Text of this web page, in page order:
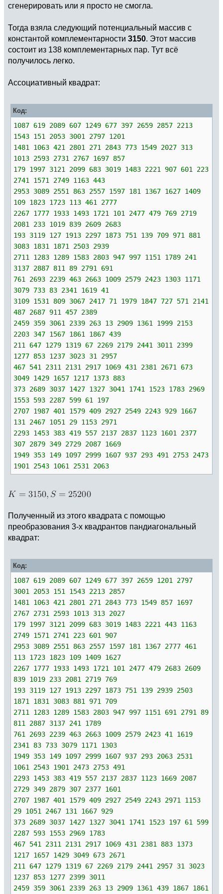
сгенерировать или я просто не смогла.
Тогда взяла следующий потенциальный массив с
константой комплементарности 3150. Этот массив
состоит из 138 комплементарных пар. Тут всё
получилось легко.
Ассоциативный квадрат:
Код:
1087 619 2089 607 1249 677 397 2659 2857 2213
1543 151 2053 3001 2797 1201
1481 1063 421 2801 271 2843 773 1549 2027 313
1013 2593 2731 2767 1697 857
179 1997 3121 2099 683 3019 1483 2221 907 601 223
2741 1571 2749 1163 443
2953 3089 2551 863 2557 1597 181 1367 1627 1409
109 1823 1723 113 461 2777
2267 1777 1933 1493 1721 101 2477 479 769 2719
2081 233 1019 839 2609 2683
193 3119 127 1913 2297 1873 751 139 709 971 881
3083 1831 1871 2503 2939
2711 1283 1289 1583 2803 947 997 1151 1789 241
3137 2887 811 89 2791 691
761 2693 2239 463 2663 1009 2579 2423 1303 1171
3079 733 83 2341 1619 41
3109 1531 809 3067 2417 71 1979 1847 727 571 2141
487 2687 911 457 2389
2459 359 3061 2339 263 13 2909 1361 1999 2153
2203 347 1567 1861 1867 439
211 647 1279 1319 67 2269 2179 2441 3011 2399
1277 853 1237 3023 31 2957
467 541 2311 2131 2917 1069 431 2381 2671 673
3049 1429 1657 1217 1373 883
373 2689 3037 1427 1327 3041 1741 1523 1783 2969
1553 593 2287 599 61 197
2707 1987 401 1579 409 2927 2549 2243 929 1667
131 2467 1051 29 1153 2971
2293 1453 383 419 557 2137 2837 1123 1601 2377
307 2879 349 2729 2087 1669
1949 353 149 1097 2999 1607 937 293 491 2753 2473
1901 2543 1061 2531 2063
Полученный из этого квадрата с помощью
преобразования 3-х квадрантов пандиагональный
квадрат:
Код:
1087 619 2089 607 1249 677 397 2659 1201 2797
3001 2053 151 1543 2213 2857
1481 1063 421 2801 271 2843 773 1549 857 1697
2767 2731 2593 1013 313 2027
179 1997 3121 2099 683 3019 1483 2221 443 1163
2749 1571 2741 223 601 907
2953 3089 2551 863 2557 1597 181 1367 2777 461
113 1723 1823 109 1409 1627
2267 1777 1933 1493 1721 101 2477 479 2683 2609
839 1019 233 2081 2719 769
193 3119 127 1913 2297 1873 751 139 2939 2503
1871 1831 3083 881 971 709
2711 1283 1289 1583 2803 947 997 1151 691 2791 89
811 2887 3137 241 1789
761 2693 2239 463 2663 1009 2579 2423 41 1619
2341 83 733 3079 1171 1303
1949 353 149 1097 2999 1607 937 293 2063 2531
1061 2543 1901 2473 2753 491
2293 1453 383 419 557 2137 2837 1123 1669 2087
2729 349 2879 307 2377 1601
2707 1987 401 1579 409 2927 2549 2243 2971 1153
29 1051 2467 131 1667 929
373 2689 3037 1427 1327 3041 1741 1523 197 61 599
2287 593 1553 2969 1783
467 541 2311 2131 2917 1069 431 2381 883 1373
1217 1657 1429 3049 673 2671
211 647 1279 1319 67 2269 2179 2441 2957 31 3023
1237 853 1277 2399 3011
2459 359 3061 2339 263 13 2909 1361 439 1867 1861